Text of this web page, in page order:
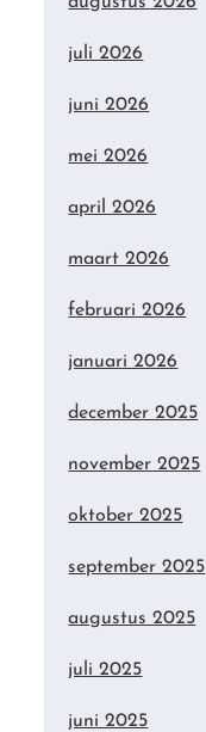
juli 2026
juni 2026
mei 2026
april 2026
maart 2026
februari 2026
januari 2026
december 2025
november 2025
oktober 2025
september 2025
augustus 2025
juli 2025
juni 2025